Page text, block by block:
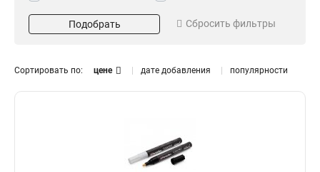
Электрик 3
Подобрать Сбросить фильтры
Сортировать по: цене дате добавления популярности